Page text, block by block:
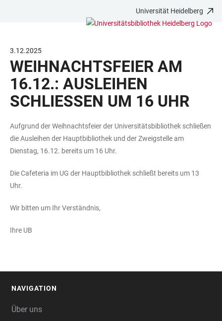
BARRIEREFREIHEIT
Universität Heidelberg
3.12.2025
WEIHNACHTSFEIER AM
16.12.: AUSLEIHEN
SCHLIESSEN UM 16 UHR
Aufgrund der Weihnachtsfeier der Universitätsbibliothek schließen
die Ausleihen der Hauptbibliothek und der Zweigstelle am
Dienstag, 16.12. bereits um 16 Uhr.
Die Cafeteria im UG der Hauptbibliothek schließt bereits um 13
Uhr.
Wir bitten um Ihr Verständnis,
Ihre UB
NAVIGATION
Über uns